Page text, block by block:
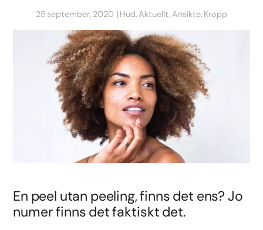
25 september, 2020 Hud, Aktuellt, Ansikte, Kropp
En peel utan peeling, finns det ens? Jo
numer finns det faktiskt det.